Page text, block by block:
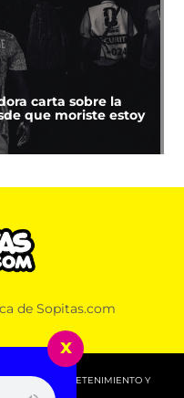
carta sobre la
que moriste estoy
de Sopitas.com
ENTRETENIMIENTO Y
x